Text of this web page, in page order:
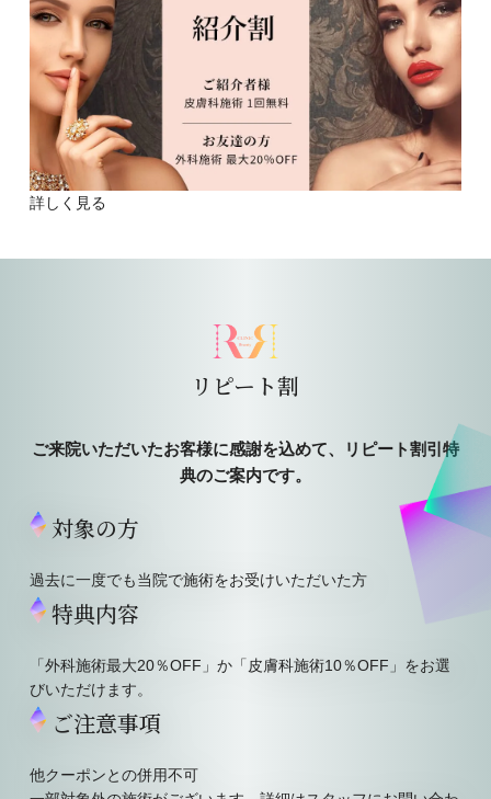
詳しく見る
リピート割
ご来院いただいたお客様に感謝を込めて、リピート割引特
典のご案内です。
対象の方
過去に一度でも当院で施術をお受けいただいた方
特典内容
「外科施術最大20％OFF」か「皮膚科施術10％OFF」をお選
びいただけます。
ご注意事項
他クーポンとの併用不可